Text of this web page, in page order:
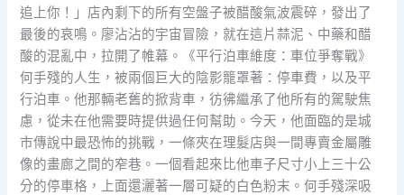
追上你！」店內剩下的所有空盤子被醋酸氣波震碎，發出了
最後的哀鳴。廖沾沾的宇宙冒險，就在這片蒜泥、中藥和醋
酸的混亂中，拉開了帷幕。《平行泊車維度：車位爭奪戰》
何手殘的人生，被兩個巨大的陰影籠罩著：停車費，以及平
行泊車。他那輛老舊的掀背車，彷彿繼承了他所有的駕駛焦
慮，從未在他需要時提供過任何幫助。今天，他面臨的是城
市傳說中最恐怖的挑戰，一條夾在理髮店與一間專賣金屬雕
像的畫廊之間的窄巷。一個看起來比他車子尺寸小上三十公
分的停車格，上面還灑著一層可疑的白色粉末。何手殘深吸